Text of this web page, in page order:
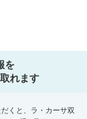
を
れます
くと、ラ・カーサ双